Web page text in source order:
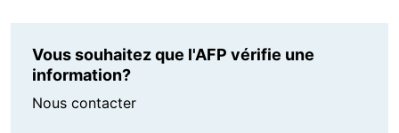
Vous souhaitez que l'AFP vérifie une
information?
Nous contacter